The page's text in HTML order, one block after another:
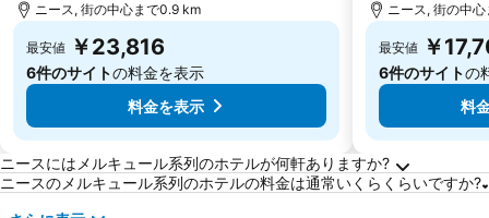
ニース, 街の中心まで0.9 km
最安値 ￥23,816
6件のサイトの料金を表示
料金を表示
ニース, 街の中
最安値 ￥
6件のサイトの
料
ニースに関するよくある質問
ニースにはメルキュール系列のホテルが何軒ありますか?
ニースのメルキュール系列のホテルの料金は通常いくらくらいですか?